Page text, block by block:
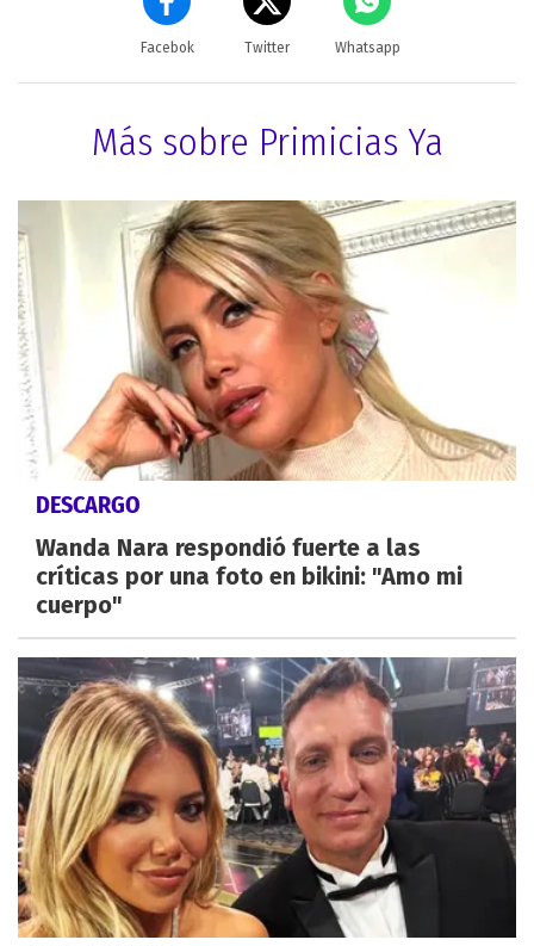
Facebok Twitter Whatsapp
Más sobre Primicias Ya
DESCARGO
Wanda Nara respondió fuerte a las
críticas por una foto en bikini: "Amo mi
cuerpo"